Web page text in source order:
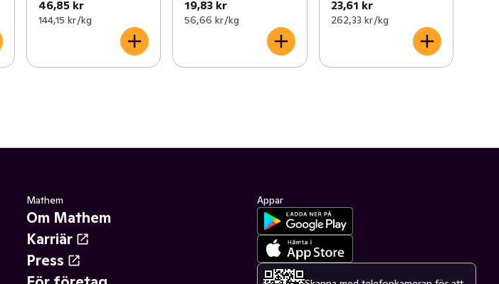
46,85 kr
144,15 kr /kg
19,83 kr
56,66 kr /kg
23,61 kr
262,33 kr /kg
Mathem
Om Mathem
Karriär
Press
Appar